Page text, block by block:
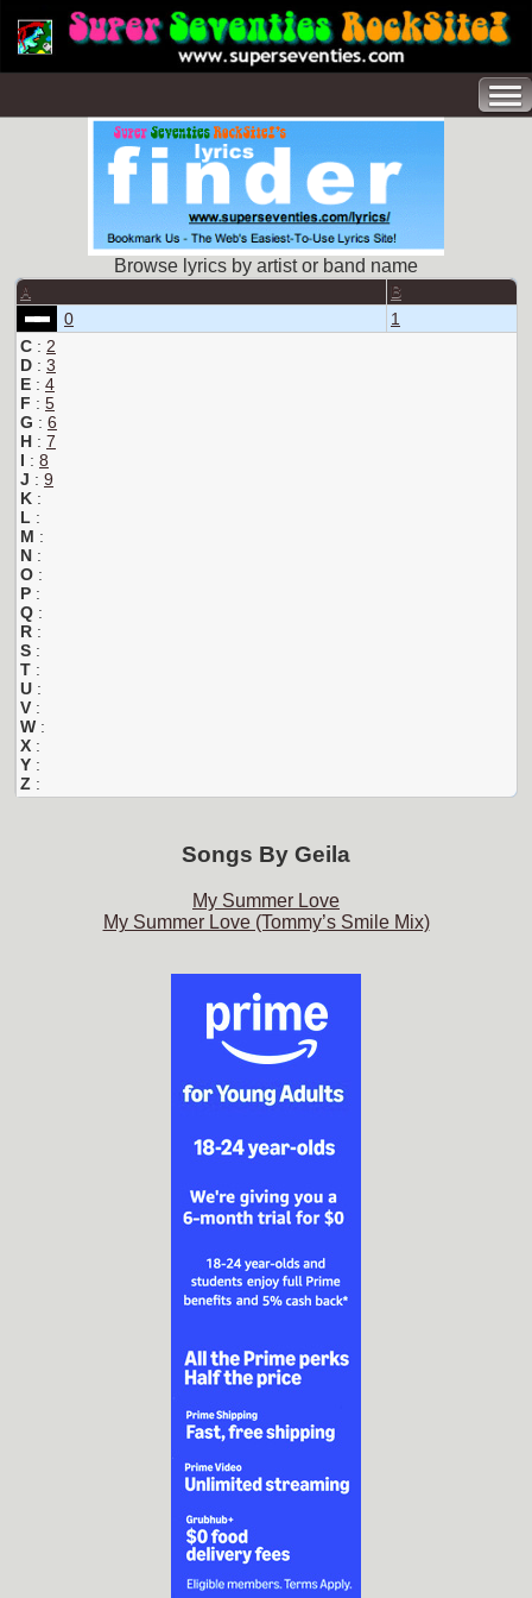
Browse lyrics by artist or band name
A B
0
1
C : 2
D : 3
E : 4
F : 5
G : 6
H : 7
I : 8
J : 9
K :
L :
M :
N :
O :
P :
Q :
R :
S :
T :
U :
V :
W :
X :
Y :
Z :
Songs By Geila
My Summer Love
My Summer Love (Tommy’s Smile Mix)